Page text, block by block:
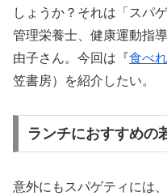
しょうか？それは「スパ
管理栄養士、健康運動指
由子さん。今回は『食べ
笠書房）を紹介したい。
ランチにおすすめの
意外にもスパゲティには